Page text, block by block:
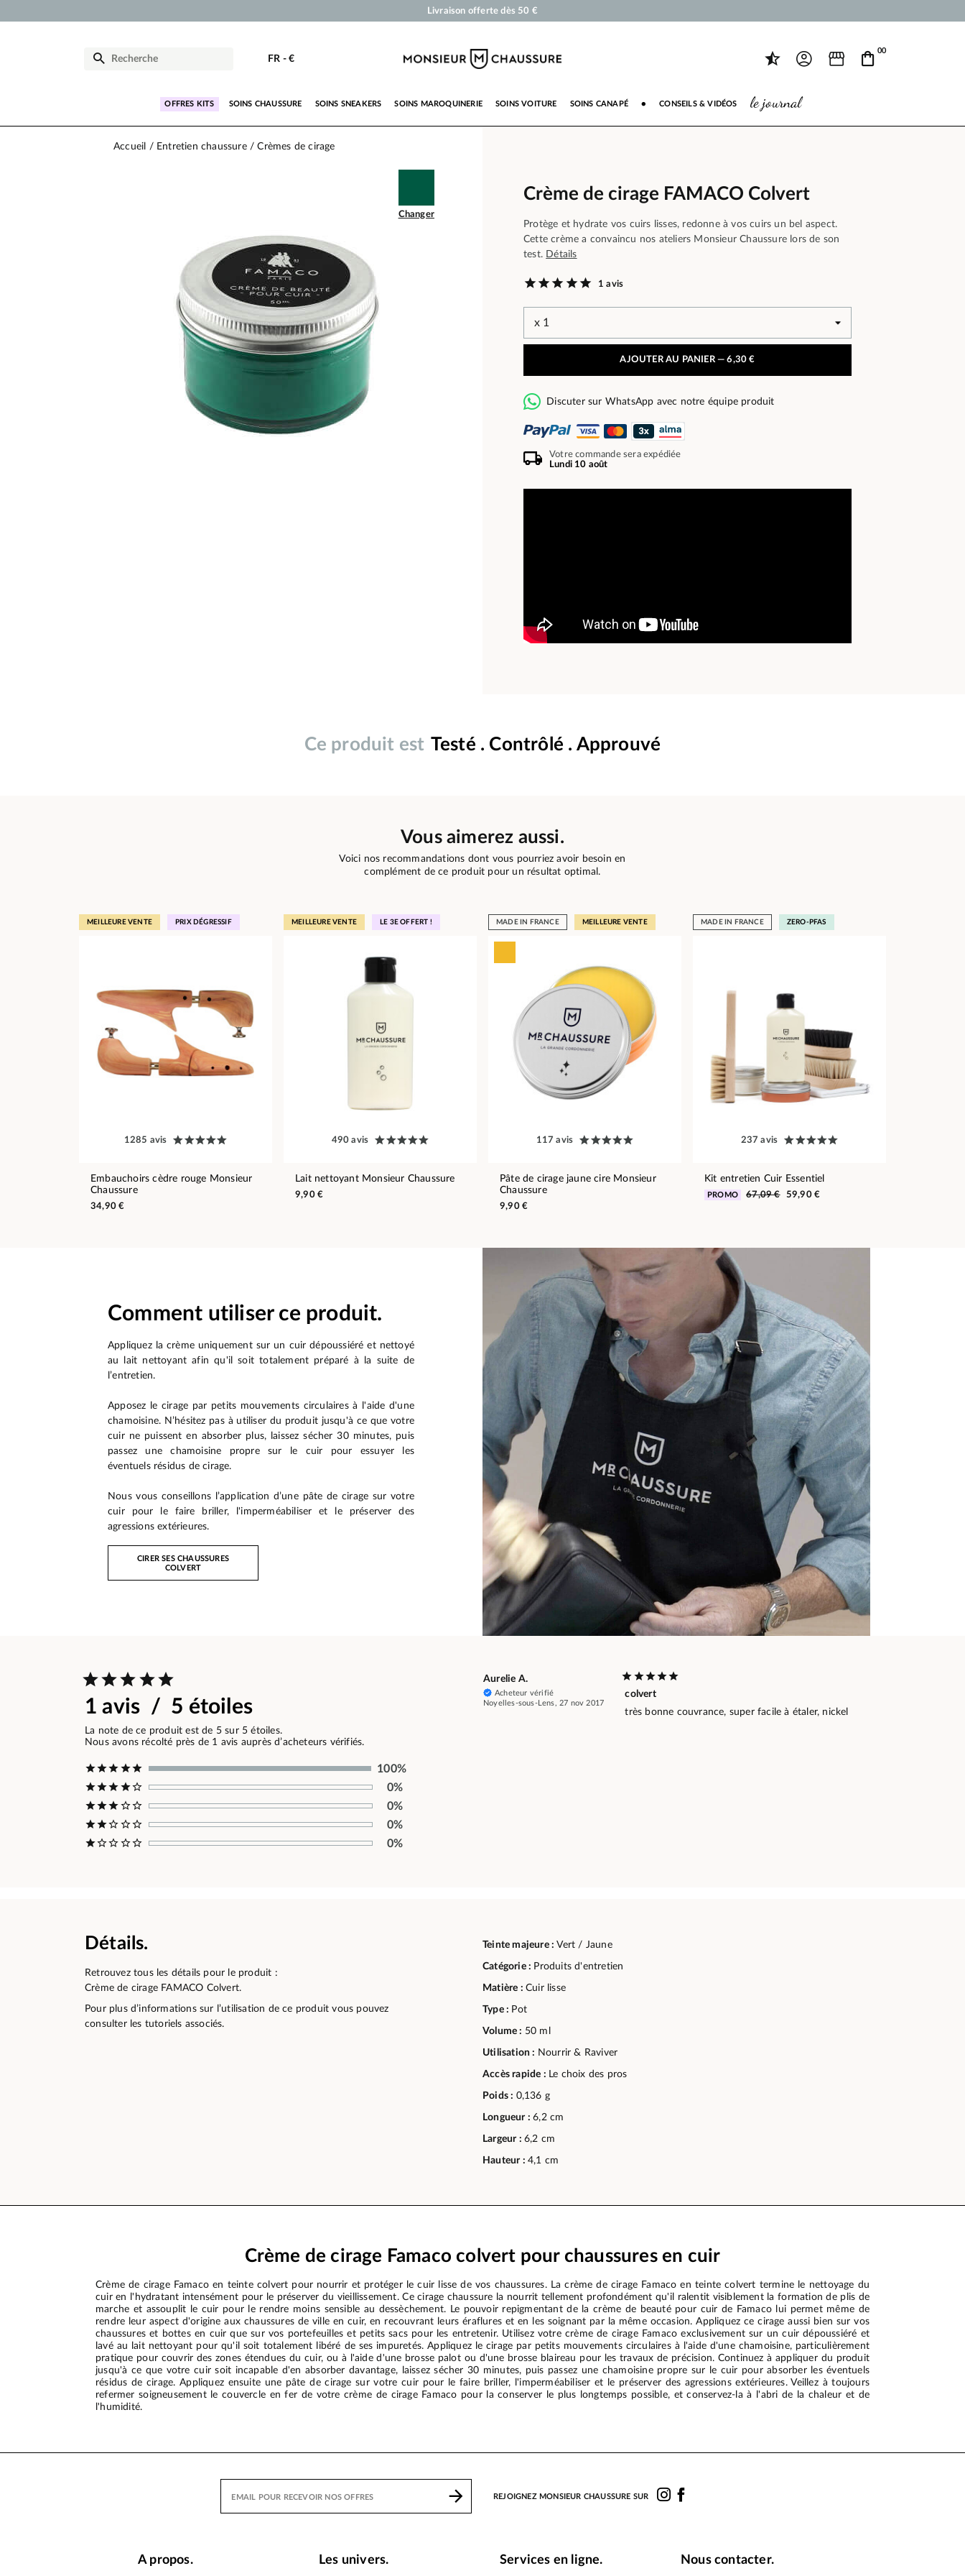
Cirages et produits d'entretien pour chaussures, sneakers et maroquinerie
Paiement en 3x 4x par carte bancaire dès 50 €
FR - €
00
OFFRES KITS SOINS CHAUSSURE SOINS SNEAKERS SOINS MAROQUINERIE SOINS VOITURE SOINS CANAPÉ ● CONSEILS & VIDÉOS le journal
Accueil Entretien chaussure Crèmes de cirage
Changer
Crème de cirage FAMACO Colvert
Protège et hydrate vos cuirs lisses, redonne à vos cuirs un bel aspect.
Cette crème a convaincu nos ateliers Monsieur Chaussure lors de son
test. Détails
1 avis
AJOUTER AU PANIER —6,30 €
Discuter sur WhatsApp avec notre équipe produit
Votre commande sera expédiée
Lundi 10 août
Ce produit est Testé . Contrôlé . Approuvé
Vous aimerez aussi.
Voici nos recommandations dont vous pourriez avoir besoin en
complément de ce produit pour un résultat optimal.
MEILLEURE VENTE PRIX DÉGRESSIF
1285 avis
Embauchoirs cèdre rouge Monsieur
Chaussure
34,90 €
MEILLEURE VENTE LE 3E OFFERT !
490 avis
Lait nettoyant Monsieur Chaussure
9,90 €
MADE IN FRANCE MEILLEURE VENTE
117 avis
Pâte de cirage jaune cire Monsieur
Chaussure
9,90 €
MADE IN FRANCE ZERO-PFAS
237 avis
Kit entretien Cuir Essentiel
PROMO 67,09 € 59,90 €
Comment utiliser ce produit.
Appliquez la crème uniquement sur un cuir dépoussiéré et nettoyé
au lait nettoyant afin qu'il soit totalement préparé à la suite de
l’entretien.
Apposez le cirage par petits mouvements circulaires à l'aide d'une
chamoisine. N’hésitez pas à utiliser du produit jusqu'à ce que votre
cuir ne puissent en absorber plus, laissez sécher 30 minutes, puis
passez une chamoisine propre sur le cuir pour essuyer les
éventuels résidus de cirage.
Nous vous conseillons l’application d’une pâte de cirage sur votre
cuir pour le faire briller, l'imperméabiliser et le préserver des
agressions extérieures.
CIRER SES CHAUSSURES
COLVERT
1 avis / 5 étoiles
La note de ce produit est de 5 sur 5 étoiles.
Nous avons récolté près de 1 avis auprès d’acheteurs vérifiés.
100%
0%
0%
0%
0%
Aurelie A.
Acheteur vérifié
Noyelles-sous-Lens, 27 nov 2017
colvert
très bonne couvrance, super facile à étaler, nickel
Détails.
Retrouvez tous les détails pour le produit :
Crème de cirage FAMACO Colvert.
Pour plus d’informations sur l’utilisation de ce produit vous pouvez
consulter les tutoriels associés.
Teinte majeure :Vert / Jaune
Catégorie : Produits d'entretien
Matière : Cuir lisse
Type : Pot
Volume : 50 ml
Utilisation : Nourrir & Raviver
Accès rapide : Le choix des pros
Poids : 0,136 g
Longueur :6,2 cm
Largeur : 6,2 cm
Hauteur : 4,1 cm
Crème de cirage Famaco colvert pour chaussures en cuir
Crème de cirage Famaco en teinte colvert pour nourrir et protéger le cuir lisse de vos chaussures. La crème de cirage Famaco en teinte colvert termine le nettoyage du
cuir en l'hydratant intensément pour le préserver du vieillissement. Ce cirage chaussure la nourrit tellement profondément qu'il ralentit visiblement la formation de plis de
marche et assouplit le cuir pour le rendre moins sensible au dessèchement. Le pouvoir repigmentant de la crème de beauté pour cuir de Famaco lui permet même de
rendre leur aspect d'origine aux chaussures de ville en cuir, en recouvrant leurs éraflures et en les soignant par la même occasion. Appliquez ce cirage aussi bien sur vos
chaussures et bottes en cuir que sur vos portefeuilles et petits sacs pour les entretenir. Utilisez votre crème de cirage Famaco exclusivement sur un cuir dépoussiéré et
lavé au lait nettoyant pour qu'il soit totalement libéré de ses impuretés. Appliquez le cirage par petits mouvements circulaires à l'aide d'une chamoisine, particulièrement
pratique pour couvrir des zones étendues du cuir, ou à l'aide d'une brosse palot ou d'une brosse blaireau pour les travaux de précision. Continuez à appliquer du produit
jusqu'à ce que votre cuir soit incapable d'en absorber davantage, laissez sécher 30 minutes, puis passez une chamoisine propre sur le cuir pour absorber les éventuels
résidus de cirage. Appliquez ensuite une pâte de cirage sur votre cuir pour le faire briller, l'imperméabiliser et le préserver des agressions extérieures. Veillez à toujours
refermer soigneusement le couvercle en fer de votre crème de cirage Famaco pour la conserver le plus longtemps possible, et conservez-la à l'abri de la chaleur et de
l'humidité.
REJOIGNEZ MONSIEUR CHAUSSURE SUR
A propos. Les univers. Services en ligne. Nous contacter.